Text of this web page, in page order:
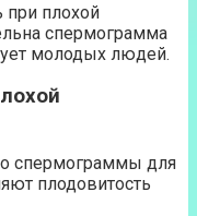
при плохой
спермограмма
молодых людей.
спермограммы для
плодовитость